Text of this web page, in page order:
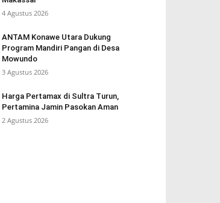
4 Agustus 2026
ANTAM Konawe Utara Dukung
Program Mandiri Pangan di Desa
Mowundo
3 Agustus 2026
Harga Pertamax di Sultra Turun,
Pertamina Jamin Pasokan Aman
2 Agustus 2026